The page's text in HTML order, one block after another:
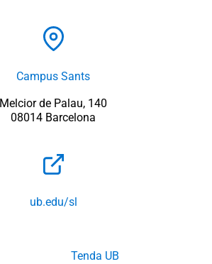
Campus Sants
Melcior de Palau, 140
08014 Barcelona
ub.edu/sl
Tenda UB